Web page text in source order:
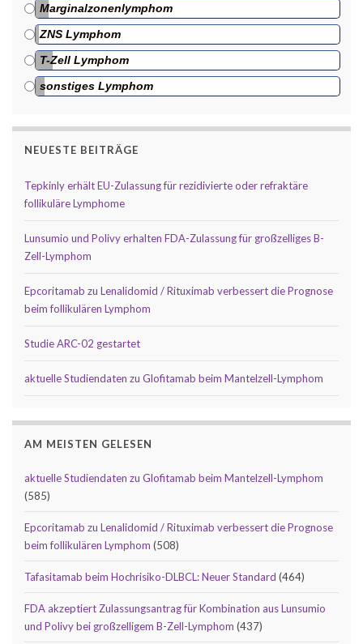
Marginalzonenlymphom
ZNS Lymphom
T-Zell Lymphom
sonstiges Lymphom
NEUESTE BEITRÄGE
Tepkinly erhält EU-Zulassung für rezidivierte oder refraktäre
follikuläre Lymphome
Lunsumio und Polivy erhalten FDA-Zulassung für großzelliges B-
Zell-Lymphom
Epcoritamab zu Lenalidomid / Rituximab verbessert die Prognose
beim follikulären Lymphom
Studie ARC-02 gestartet
aktuelle Studiendaten zu Glofitamab beim Mantelzell-Lymphom
AM MEISTEN GELESEN
aktuelle Studiendaten zu Glofitamab beim Mantelzell-Lymphom
(585)
Epcoritamab zu Lenalidomid / Rituximab verbessert die Prognose
beim follikulären Lymphom (508)
Tafasitamab beim Hochrisiko-DLBCL: Neuer Standard (464)
FDA akzeptiert Zulassungsantrag für Kombination aus Lunsumio
und Polivy bei großzelligem B-Zell-Lymphom (437)